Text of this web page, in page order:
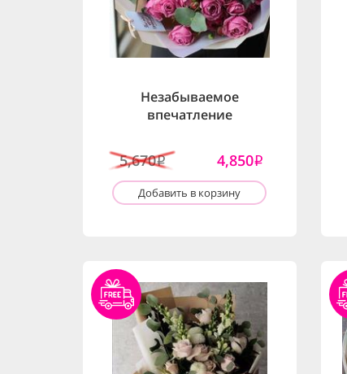
Незабываемое
впечатление
5,670i 4,850i
Добавить в корзину